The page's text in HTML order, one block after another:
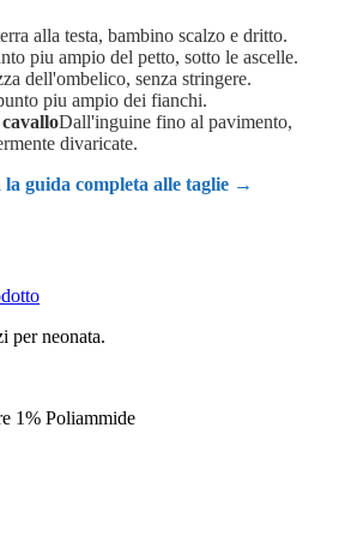
alla testa, bambino scalzo e dritto.
piu ampio del petto, sotto le ascelle.
dell'ombelico, senza stringere.
piu ampio dei fianchi.
Dall'inguine fino al pavimento,
divaricate.
la guida completa alle taglie →
per neonata.
1% Poliammide